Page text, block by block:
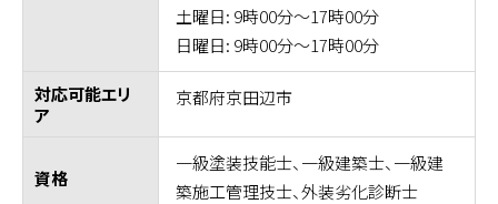
土曜日: 9時00分～17時00分
日曜日: 9時00分～17時00分
対応可能エリ
ア
京都府京田辺市
資格
一級塗装技能士、一級建築士、一級建
築施工管理技士、外装劣化診断士